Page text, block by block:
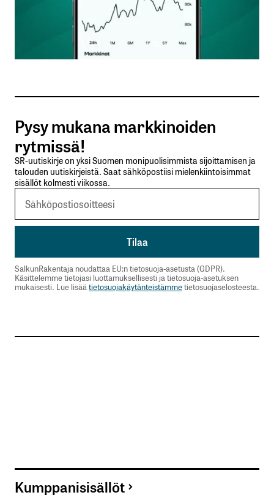
Nimesi tai nimimerkkisi
Sähköpostiosoitteesi
Tilaa SalkunRakentajan uutiskirje
Lähetä kommentti
Pysy mukana markkinoiden
rytmissä!
SR-uutiskirje on yksi Suomen monipuolisimmista sijoittamisen ja
talouden uutiskirjeistä. Saat sähköpostiisi mielenkiintoisimmat
sisällöt kolmesti viikossa.
SalkunRakentaja noudattaa EU:n tietosuoja-asetusta (GDPR).
Käsittelemme tietojasi luottamuksellisesti ja tietosuoja-asetuksen
mukaisesti. Lue lisää tietosuojakäytänteistämmetietosuojaselosteesta.
Kumppanisisällöt